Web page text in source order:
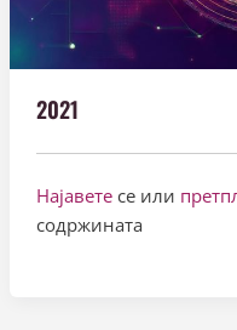
2021
Најавете се или
содржината